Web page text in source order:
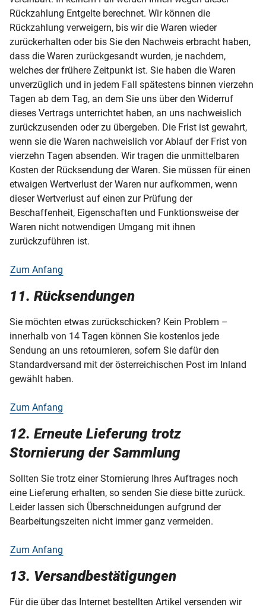
Rückzahlung Entgelte berechnet. Wir können die
Rückzahlung verweigern, bis wir die Waren wieder
zurückerhalten oder bis Sie den Nachweis erbracht haben,
dass die Waren zurückgesandt wurden, je nachdem,
welches der frühere Zeitpunkt ist. Sie haben die Waren
unverzüglich und in jedem Fall spätestens binnen vierzehn
Tagen ab dem Tag, an dem Sie uns über den Widerruf
dieses Vertrags unterrichtet haben, an uns nachweislich
zurückzusenden oder zu übergeben. Die Frist ist gewahrt,
wenn sie die Waren nachweislich vor Ablauf der Frist von
vierzehn Tagen absenden. Wir tragen die unmittelbaren
Kosten der Rücksendung der Waren. Sie müssen für einen
etwaigen Wertverlust der Waren nur aufkommen, wenn
dieser Wertverlust auf einen zur Prüfung der
Beschaffenheit, Eigenschaften und Funktionsweise der
Waren nicht notwendigen Umgang mit ihnen
zurückzuführen ist.
Zum Anfang
11. Rücksendungen
Sie möchten etwas zurückschicken? Kein Problem –
innerhalb von 14 Tagen können Sie kostenlos jede
Sendung an uns retournieren, sofern Sie dafür den
Standardversand mit der österreichischen Post im Inland
gewählt haben.
Zum Anfang
12. Erneute Lieferung trotz
Stornierung der Sammlung
Sollten Sie trotz einer Stornierung Ihres Auftrages noch
eine Lieferung erhalten, so senden Sie diese bitte zurück.
Leider lassen sich Überschneidungen aufgrund der
Bearbeitungszeiten nicht immer ganz vermeiden.
Zum Anfang
13. Versandbestätigungen
Für die über das Internet bestellten Artikel versenden wir